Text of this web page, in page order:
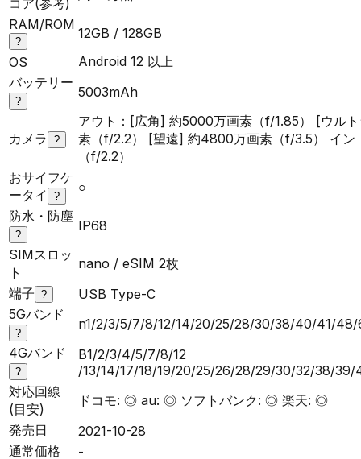
RAM/ROM
?
12GB / 128GB
OS
Android 12 以上
バッテリー
?
5003mAh
カメラ ?
アウト：[広角] 約5000万画素（f/1.85） [ウル
素（f/2.2） [望遠] 約4800万画素（f/3.5） イン
（f/2.2）
おサイフケ
ータイ
?
○
防水・防塵
?
IP68
SIMスロッ
ト
nano / eSIM 2枚
端子 ?
USB Type-C
5Gバンド
?
n1/2/3/5/7/8/12/14/20/25/28/30/38/40/41/
4Gバンド
?
B1/2/3/4/5/7/8/12
/13/14/17/18/19/20/25/26/28/29/30/32/38/
対応回線
(目安)
ドコモ: ◎ au: ◎ ソフトバンク: ◎ 楽天: ◎
発売日
2021-10-28
通常価格
-